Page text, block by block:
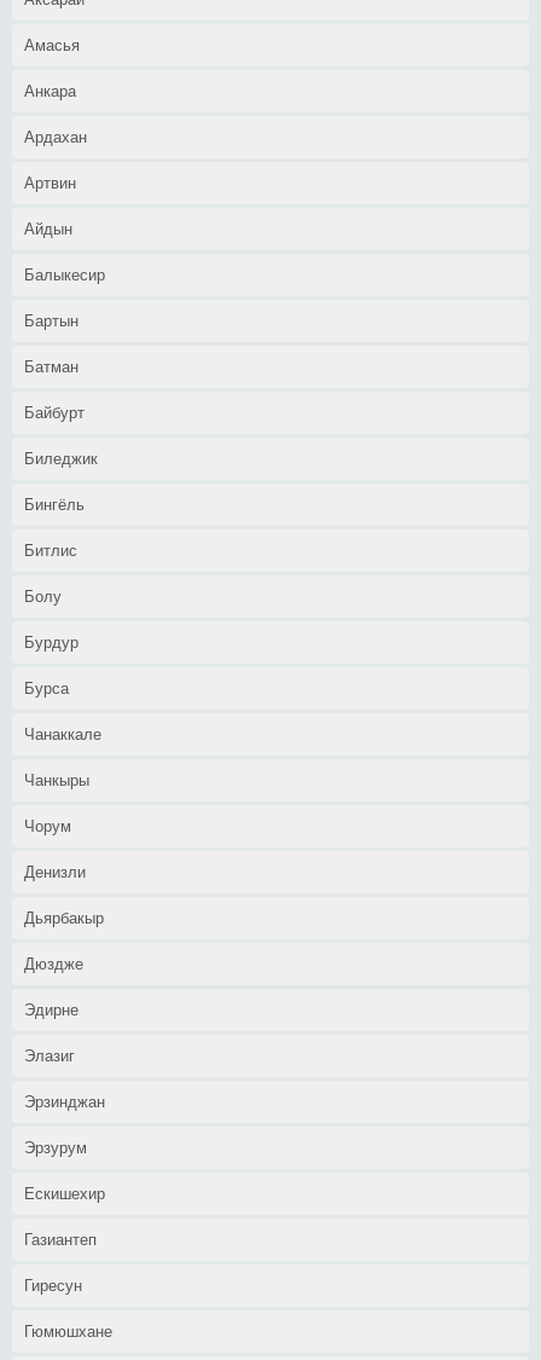
Амасья
Анкара
Ардахан
Артвин
Айдын
Балыкесир
Бартын
Батман
Байбурт
Биледжик
Бингёль
Битлис
Болу
Бурдур
Бурса
Чанаккале
Чанкыры
Чорум
Денизли
Дьярбакыр
Дюздже
Эдирне
Элазиг
Эрзинджан
Эрзурум
Ескишехир
Газиантеп
Гиресун
Гюмюшхане